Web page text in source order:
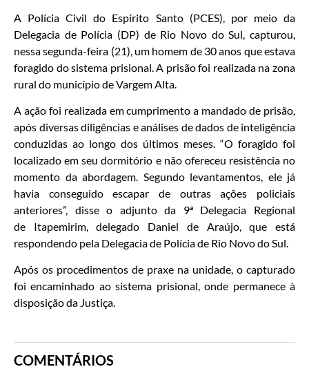
A Polícia Civil do Espírito Santo (PCES), por meio da
Delegacia de Polícia (DP) de Rio Novo do Sul, capturou,
nessa segunda-feira (21), um homem de 30 anos que estava
foragido do sistema prisional. A prisão foi realizada na zona
rural do município de Vargem Alta.
A ação foi realizada em cumprimento a mandado de prisão,
após diversas diligências e análises de dados de inteligência
conduzidas ao longo dos últimos meses. “O foragido foi
localizado em seu dormitório e não ofereceu resistência no
momento da abordagem. Segundo levantamentos, ele já
havia conseguido escapar de outras ações policiais
anteriores”, disse o adjunto da 9ª Delegacia Regional
de Itapemirim, delegado Daniel de Araújo, que está
respondendo pela Delegacia de Polícia de Rio Novo do Sul.
Após os procedimentos de praxe na unidade, o capturado
foi encaminhado ao sistema prisional, onde permanece à
disposição da Justiça.
COMENTÁRIOS